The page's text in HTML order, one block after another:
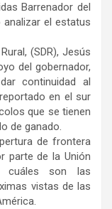
Barrenador del
el estatus
(SDR), Jesús
del gobernador,
continuidad al
en el sur
que se tienen
de ganado.
de frontera
parte de la Unión
cuáles son las
vistas de las